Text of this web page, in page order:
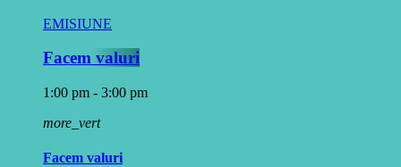
EMISIUNE
Facem valuri
1:00 pm - 3:00 pm
more_vert
Facem valuri